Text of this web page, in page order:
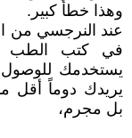
وهذا خطأ كبير.
عند النرجسي من
في كتب الطب
يستخدمك للوصول
يريدك دوماً أقل
بل مجرم،